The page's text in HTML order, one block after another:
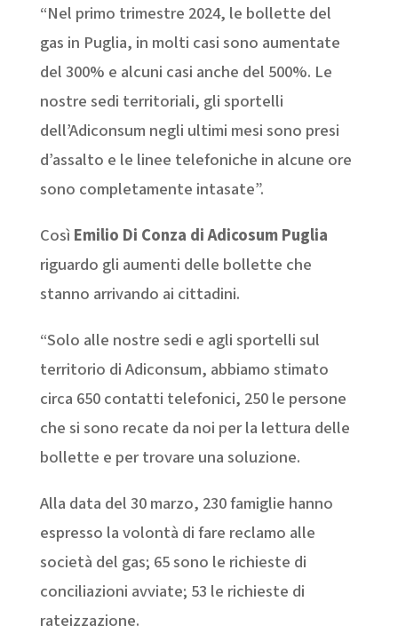
“Nel primo trimestre 2024, le bollette del
gas in Puglia, in molti casi sono aumentate
del 300% e alcuni casi anche del 500%. Le
nostre sedi territoriali, gli sportelli
dell’Adiconsum negli ultimi mesi sono presi
d’assalto e le linee telefoniche in alcune ore
sono completamente intasate”.
Così Emilio Di Conza di Adicosum Puglia
riguardo gli aumenti delle bollette che
stanno arrivando ai cittadini.
“Solo alle nostre sedi e agli sportelli sul
territorio di Adiconsum, abbiamo stimato
circa 650 contatti telefonici, 250 le persone
che si sono recate da noi per la lettura delle
bollette e per trovare una soluzione.
Alla data del 30 marzo, 230 famiglie hanno
espresso la volontà di fare reclamo alle
società del gas; 65 sono le richieste di
conciliazioni avviate; 53 le richieste di
rateizzazione.